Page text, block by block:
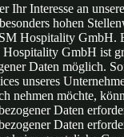
Ihr Interesse an
hohen
Hospitality GmbH.
Hospitality GmbH ist
Daten möglich.
unseres
nehmen möchte,
Daten
Daten